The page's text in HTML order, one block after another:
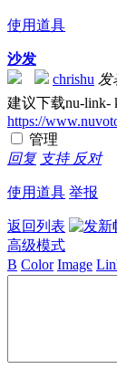
使用道具
沙发
chrishu 发
建议下载nu-link-
https://
管理
回复 支持 反对
使用道具 举报
返回列表
高级模式
B Color Image